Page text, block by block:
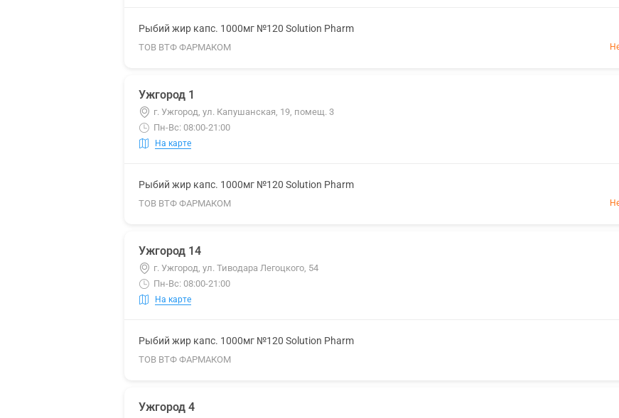
Рыбий жир капс. 1000мг №120 Solution Pharm
ТОВ ВТФ ФАРМАКОМ
Ужгород 1
г. Ужгород, ул. Капушанская, 19, помещ. 3
Пн-Вс: 08:00-21:00
На карте
Рыбий жир капс. 1000мг №120 Solution Pharm
ТОВ ВТФ ФАРМАКОМ
Ужгород 14
г. Ужгород, ул. Тиводара Легоцкого, 54
Пн-Вс: 08:00-21:00
На карте
Рыбий жир капс. 1000мг №120 Solution Pharm
ТОВ ВТФ ФАРМАКОМ
Ужгород 4